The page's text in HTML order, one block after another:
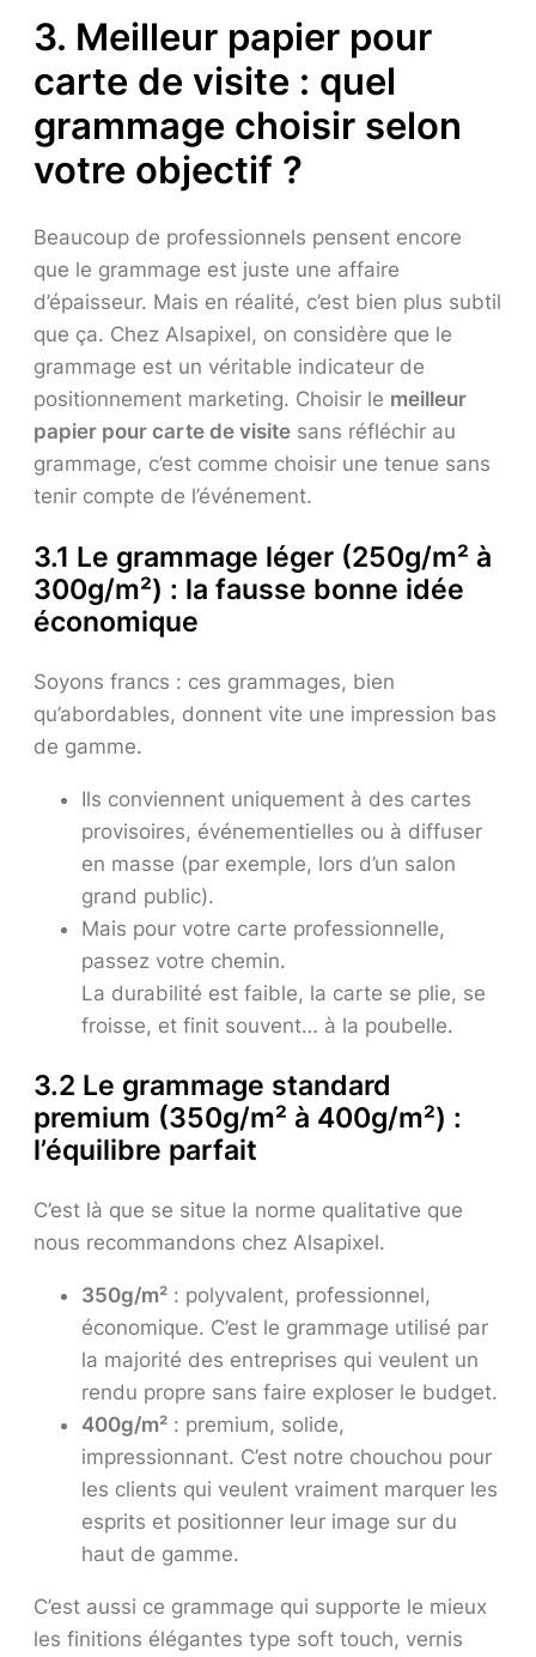
3. Meilleur papier pour
carte de visite : quel
grammage choisir selon
votre objectif ?
Beaucoup de professionnels pensent encore
que le grammage est juste une affaire
d’épaisseur. Mais en réalité, c’est bien plus subtil
que ça. Chez Alsapixel, on considère que le
grammage est un véritable indicateur de
positionnement marketing. Choisir le meilleur
papier pour carte de visite sans réfléchir au
grammage, c’est comme choisir une tenue sans
tenir compte de l’événement.
3.1 Le grammage léger (250g/m² à
300g/m²) : la fausse bonne idée
économique
Soyons francs : ces grammages, bien
qu’abordables, donnent vite une impression bas
de gamme.
Ils conviennent uniquement à des cartes
provisoires, événementielles ou à diffuser
en masse (par exemple, lors d’un salon
grand public).
Mais pour votre carte professionnelle,
passez votre chemin.
La durabilité est faible, la carte se plie, se
froisse, et finit souvent… à la poubelle.
3.2 Le grammage standard
premium (350g/m² à 400g/m²) :
l’équilibre parfait
C’est là que se situe la norme qualitative que
nous recommandons chez Alsapixel.
350g/m² : polyvalent, professionnel,
économique. C’est le grammage utilisé par
la majorité des entreprises qui veulent un
rendu propre sans faire exploser le budget.
400g/m² : premium, solide,
impressionnant. C’est notre chouchou pour
les clients qui veulent vraiment marquer les
esprits et positionner leur image sur du
haut de gamme.
C’est aussi ce grammage qui supporte le mieux
les finitions élégantes type soft touch, vernis